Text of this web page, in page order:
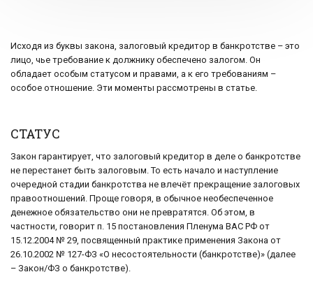
Исходя из буквы закона, залоговый кредитор в банкротстве – это
лицо, чье требование к должнику обеспечено залогом. Он
обладает особым статусом и правами, а к его требованиям –
особое отношение. Эти моменты рассмотрены в статье.
СТАТУС
Закон гарантирует, что залоговый кредитор в деле о банкротстве
не перестанет быть залоговым. То есть начало и наступление
очередной стадии банкротства не влечёт прекращение залоговых
правоотношений. Проще говоря, в обычное необеспеченное
денежное обязательство они не превратятся. Об этом, в
частности, говорит п. 15 постановления Пленума ВАС РФ от
15.12.2004 № 29, посвященный практике применения Закона от
26.10.2002 № 127-ФЗ «О несостоятельности (банкротстве)» (далее
– Закон/ФЗ о банкротстве).